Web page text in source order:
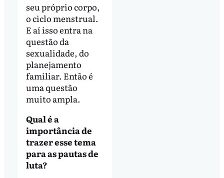
seu próprio corpo,
o ciclo menstrual.
E aí isso entra na
questão da
sexualidade, do
planejamento
familiar. Então é
uma questão
muito ampla.
Qual é a
importância de
trazer esse tema
para as pautas de
luta?